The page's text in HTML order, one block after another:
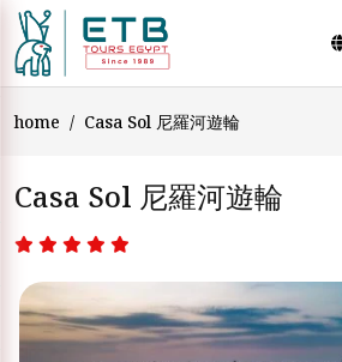
home Casa Sol 尼羅河遊輪
Casa Sol 尼羅河遊輪